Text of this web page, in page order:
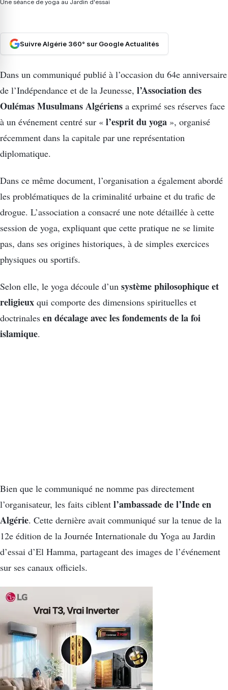
Une séance de yoga au Jardin d'essai
Suivre Algérie 360° sur Google Actualités
Dans un communiqué publié à l’occasion du 64e anniversaire
de l’Indépendance et de la Jeunesse, l’Association des
Oulémas Musulmans Algériens a exprimé ses réserves face
à un événement centré sur « l’esprit du yoga », organisé
récemment dans la capitale par une représentation
diplomatique.
Dans ce même document, l’organisation a également abordé
les problématiques de la criminalité urbaine et du trafic de
drogue. L’association a consacré une note détaillée à cette
session de yoga, expliquant que cette pratique ne se limite
pas, dans ses origines historiques, à de simples exercices
physiques ou sportifs.
Selon elle, le yoga découle d’un système philosophique et
religieux qui comporte des dimensions spirituelles et
doctrinales en décalage avec les fondements de la foi
islamique.
Bien que le communiqué ne nomme pas directement
l’organisateur, les faits ciblent l’ambassade de l’Inde en
Algérie. Cette dernière avait communiqué sur la tenue de la
12e édition de la Journée Internationale du Yoga au Jardin
d’essai d’El Hamma, partageant des images de l’événement
sur ses canaux officiels.